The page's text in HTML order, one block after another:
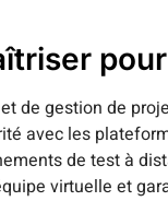
de gestion de
avec les
de test à
virtuelle et